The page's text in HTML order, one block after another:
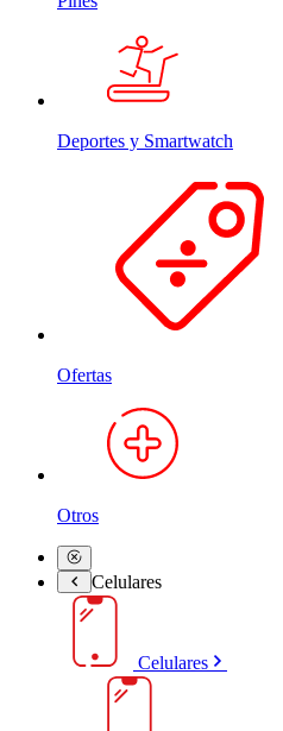
Deportes y Smartwatch
Ofertas
Otros
Celulares
Celulares